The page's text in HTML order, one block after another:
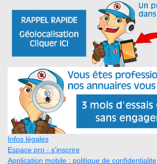
Infos légales
Espace pro - s'inscrire
Application mobile : politique de confidentialite